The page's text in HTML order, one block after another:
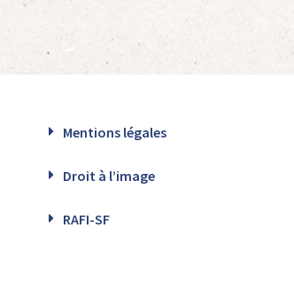
Mentions légales
Droit à l’image
RAFI-SF